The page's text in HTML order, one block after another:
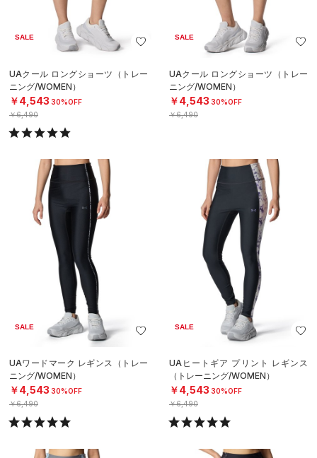
SALE
UAクール ロングショーツ（トレー
ニング/WOMEN）
￥4,543 30%OFF
￥6,490
SALE
UAクール ロングショーツ（トレー
ニング/WOMEN）
￥4,543 30%OFF
￥6,490
SALE
UAワードマーク レギンス（トレー
ニング/WOMEN）
￥4,543 30%OFF
￥6,490
SALE
UAヒートギア プリント レギンス
（トレーニング/WOMEN）
￥4,543 30%OFF
￥6,490